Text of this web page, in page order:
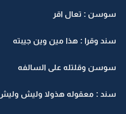
سوسن : تعال اقر
سند وقرا : هذا مين وين جيبته
سوسن وقلتله على السالفه
سند : معقوله هذولا وليش